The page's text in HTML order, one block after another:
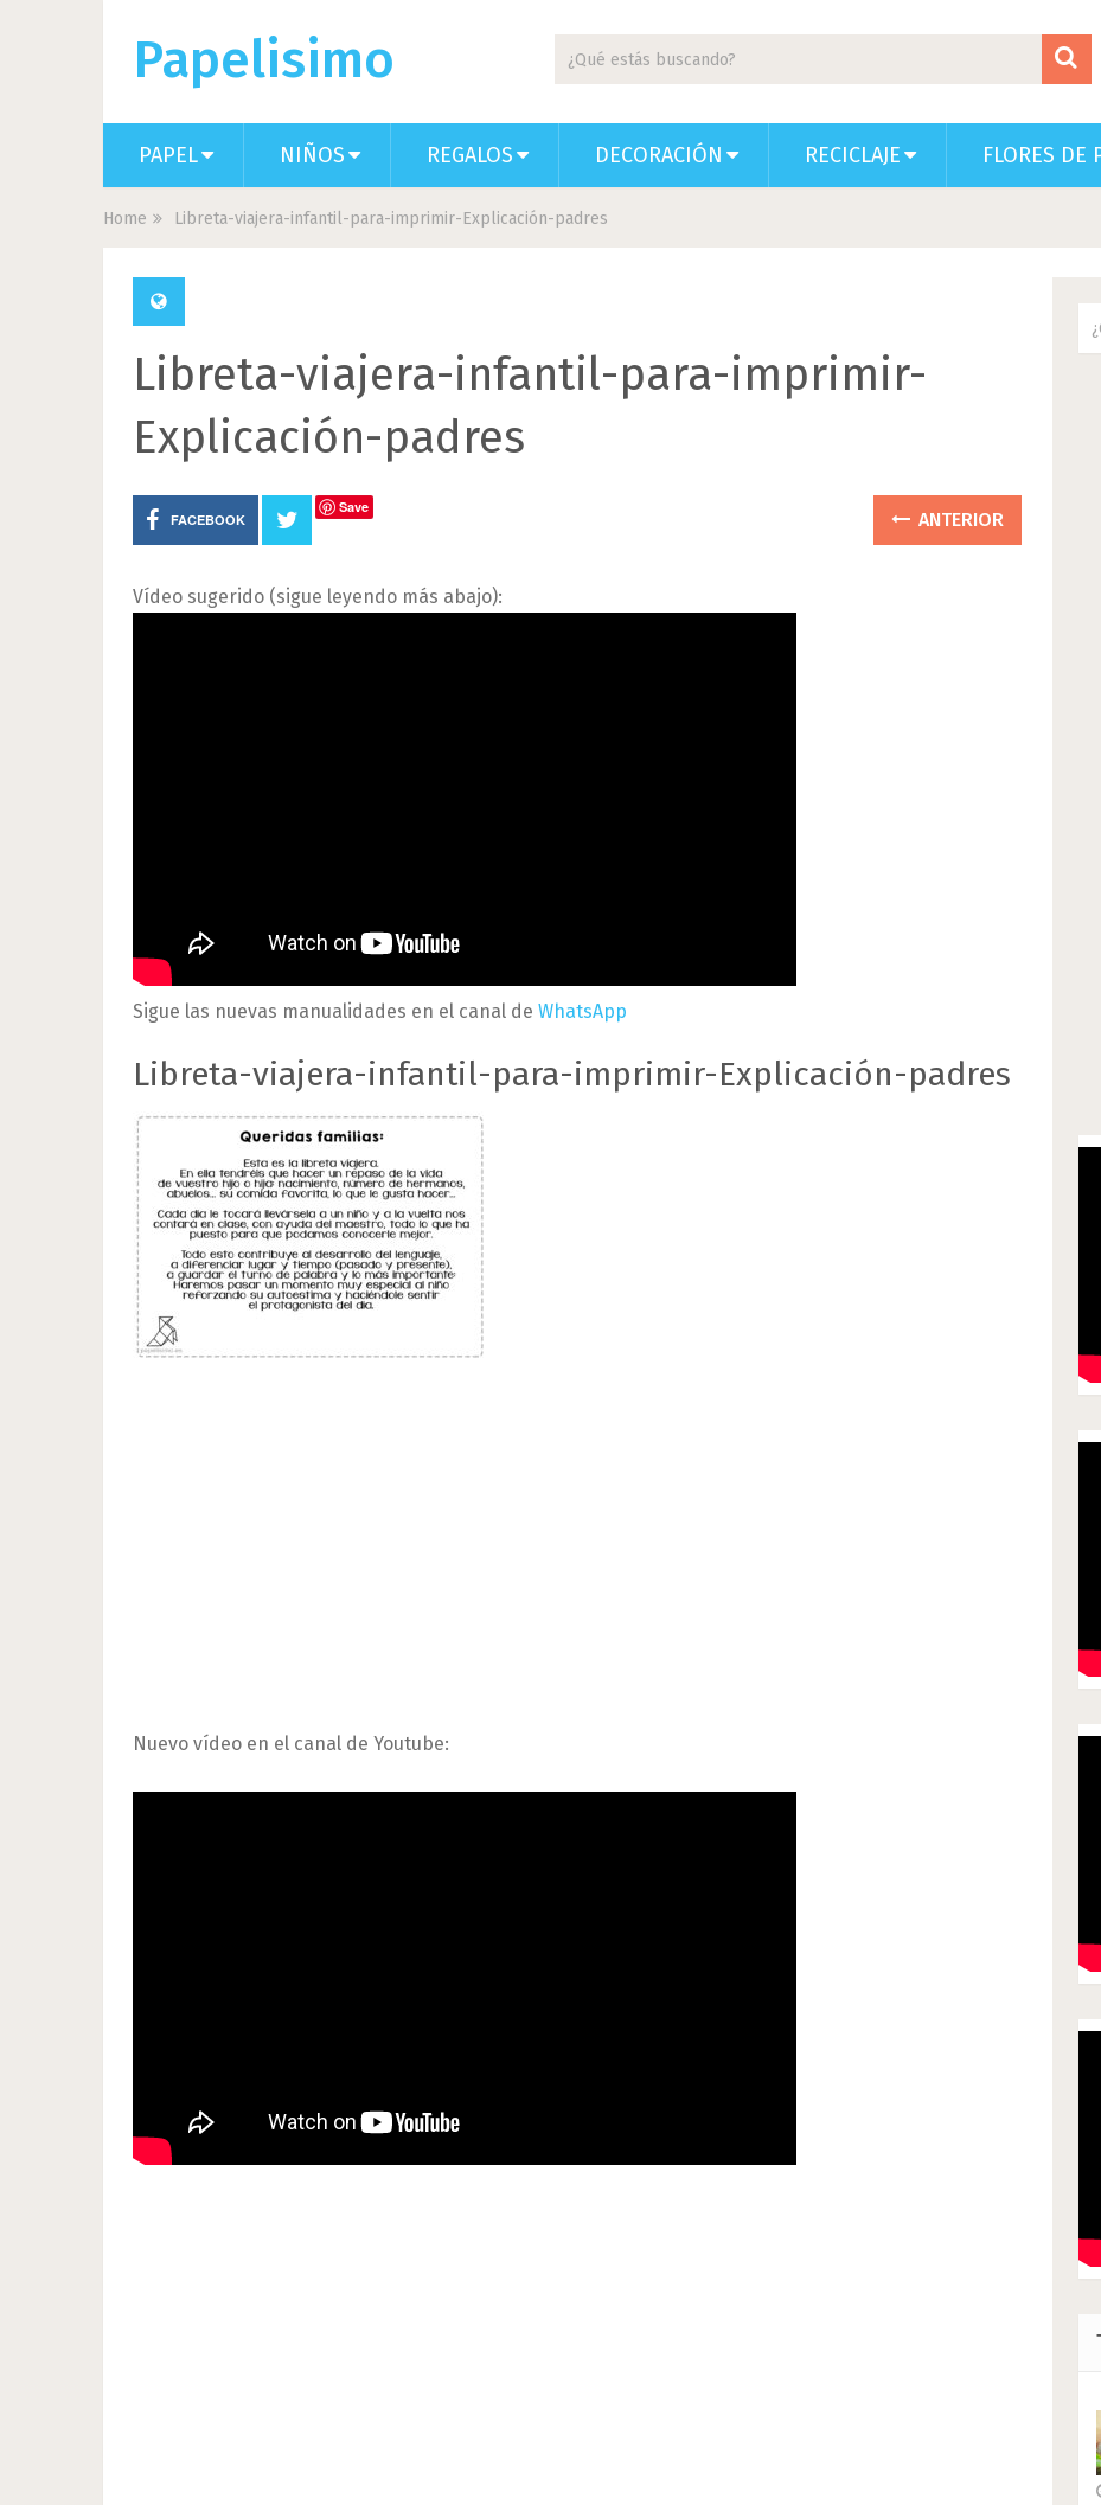
Papelisimo
PAPEL NIÑOS REGALOS DECORACIÓN RECICLAJE FLORES DE
Home Libreta-viajera-infantil-para-imprimir-Explicación-padres
Libreta-viajera-infantil-para-imprimir-
Explicación-padres
FACEBOOK
Save
ANTERIOR
Vídeo sugerido (sigue leyendo más abajo):
Sigue las nuevas manualidades en el canal de WhatsApp
Libreta-viajera-infantil-para-imprimir-Explicación-padres
Nuevo vídeo en el canal de Youtube: